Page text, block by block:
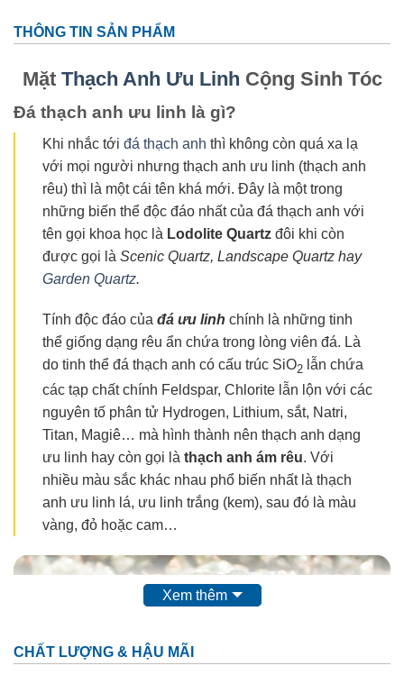
THÔNG TIN SẢN PHẨM
Mặt Thạch Anh Ưu Linh Cộng Sinh Tóc
Đá thạch anh ưu linh là gì?
Khi nhắc tới đá thạch anh thì không còn quá xa lạ
với mọi người nhưng thạch anh ưu linh (thạch anh
rêu) thì là một cái tên khá mới. Đây là một trong
những biến thể độc đáo nhất của đá thạch anh với
tên gọi khoa học là Lodolite Quartz đôi khi còn
được gọi là Scenic Quartz, Landscape Quartz hay
Garden Quartz.
Tính độc đáo của đá ưu linh chính là những tinh
thể giống dạng rêu ẩn chứa trong lòng viên đá. Là
do tinh thể đá thạch anh có cấu trúc SiO2 lẫn chứa
các tạp chất chính Feldspar, Chlorite lẫn lộn với các
nguyên tố phân tử Hydrogen, Lithium, sắt, Natri,
Titan, Magiê… mà hình thành nên thạch anh dạng
ưu linh hay còn gọi là thạch anh ám rêu. Với
nhiều màu sắc khác nhau phổ biến nhất là thạch
anh ưu linh lá, ưu linh trắng (kem), sau đó là màu
vàng, đỏ hoặc cam…
Xem thêm
CHẤT LƯỢNG & HẬU MÃI